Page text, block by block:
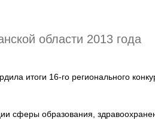
области 2013 года
итоги 16-го регионального
сферы образования,